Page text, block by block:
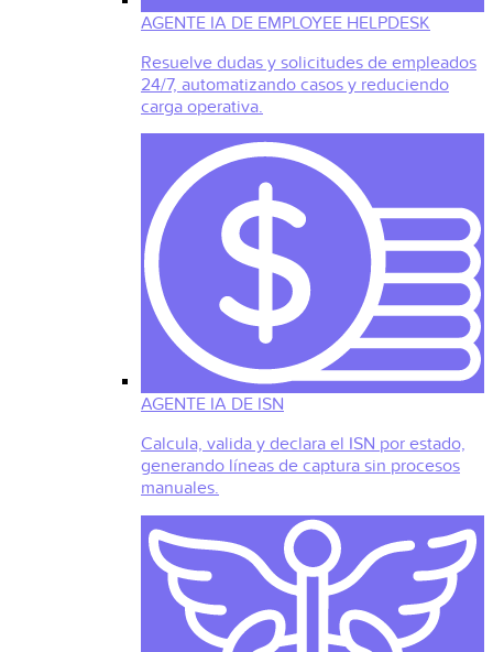
AGENTE IA DE EMPLOYEE HELPDESK
Resuelve dudas y solicitudes de empleados
24/7, automatizando casos y reduciendo
carga operativa.
AGENTE IA DE ISN
Calcula, valida y declara el ISN por estado,
generando líneas de captura sin procesos
manuales.